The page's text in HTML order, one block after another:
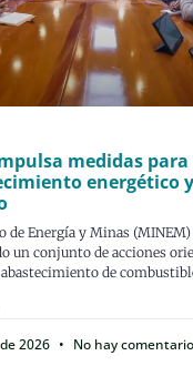
medidas
energético
de Energía y Minas
un conjunto de acciones
de
2026
No hay